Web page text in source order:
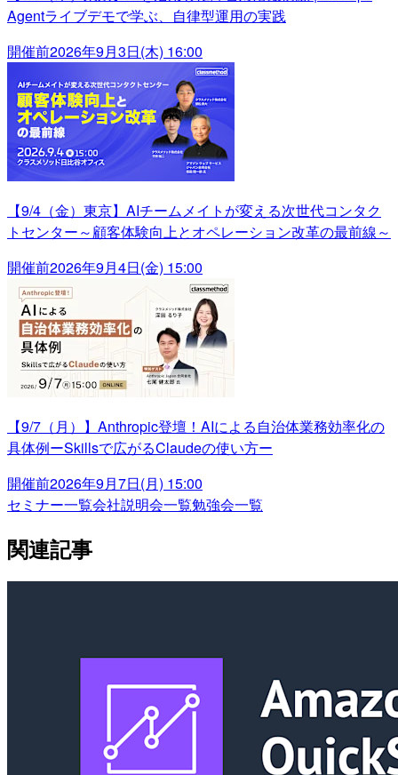
Agentライブデモで学ぶ、自律型運用の実践
開催前2026年9月3日(木) 16:00
【9/4（金）東京】AIチームメイトが変える次世代コンタク
トセンター～顧客体験向上とオペレーション改革の最前線～
開催前2026年9月4日(金) 15:00
【9/7（月）】Anthropic登壇！AIによる自治体業務効率化の
具体例ーSkillsで広がるClaudeの使い方ー
開催前2026年9月7日(月) 15:00
セミナー一覧会社説明会一覧勉強会一覧
関連記事